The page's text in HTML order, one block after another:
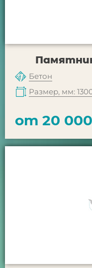
Бетон
Размер, мм:
от 20